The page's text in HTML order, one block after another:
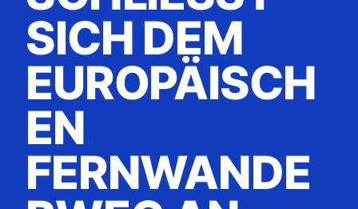
ICH DEM E
UROPÄISCHE
N F
ERNWANDER